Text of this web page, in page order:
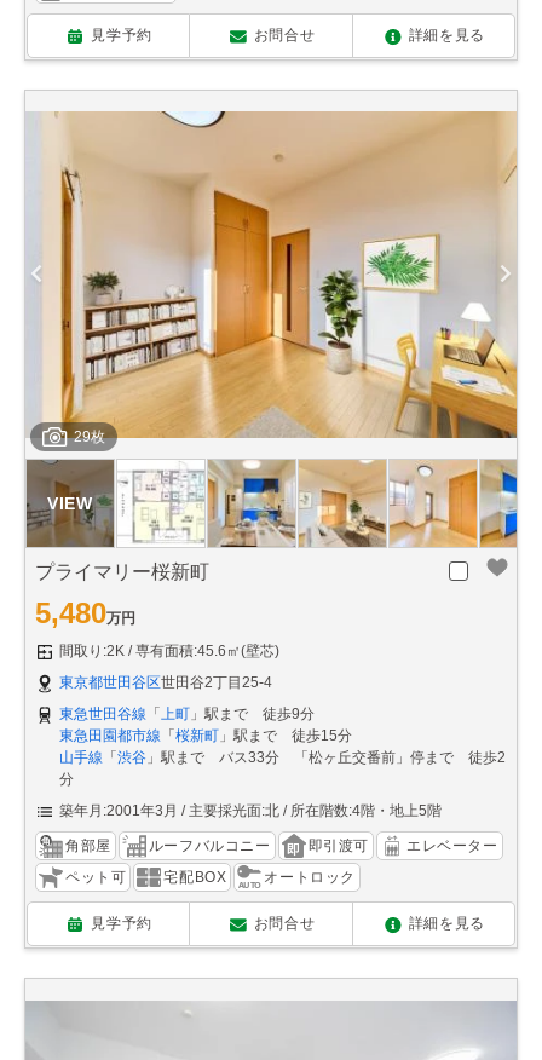
見学予約 お問合せ 詳細を見る
29枚
プライマリー桜新町
5,480万円
間取り:2K
専有面積:45.6㎡(壁芯)
東京都世田谷区世田谷2丁目25-4
東急世田谷線 「 上町 」駅まで 徒歩9分
東急田園都市線 「 桜新町 」駅まで 徒歩15分
山手線 「 渋谷 」駅まで バス33分 「松ヶ丘交番前」停まで 徒歩2
分
築年月:2001年3月
主要採光面:北 所在階数:4階・地上5階
角部屋 ルーフバルコニー 即引渡可
エレベーター
ペット可
宅配BOX オートロック
見学予約 お問合せ 詳細を見る